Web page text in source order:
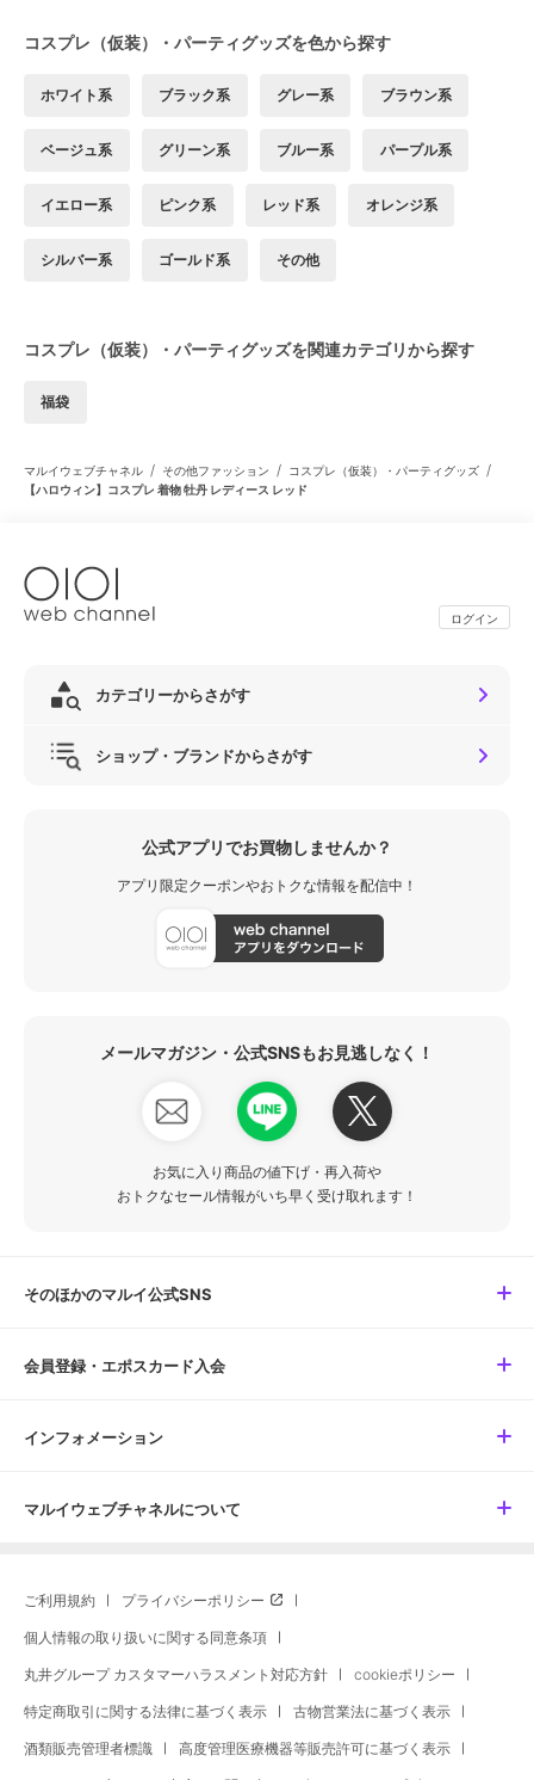
コスプレ（仮装）・パーティグッズを色から探す
ホワイト系 ブラック系 グレー系 ブラウン系
ベージュ系 グリーン系 ブルー系 パープル系
イエロー系 ピンク系 レッド系 オレンジ系
シルバー系 ゴールド系 その他
コスプレ（仮装）・パーティグッズを関連カテゴリから探す
福袋
マルイウェブチャネル / その他ファッション / コスプレ（仮装）・パーティグッズ /
【ハロウィン】コスプレ 着物 牡丹 レディース レッド
ログイン
カテゴリーからさがす
ショップ・ブランドからさがす
公式アプリでお買物しませんか？
アプリ限定クーポンやおトクな情報を配信中！
メールマガジン・公式SNSもお見逃しなく！
お気に入り商品の値下げ・再入荷や
おトクなセール情報がいち早く受け取れます！
そのほかのマルイ公式SNS
会員登録・エポスカード入会
インフォメーション
マルイウェブチャネルについて
ご利用規約 プライバシーポリシー
個人情報の取り扱いに関する同意条項
丸井グループ カスタマーハラスメント対応方針 cookieポリシー
特定商取引に関する法律に基づく表示 古物営業法に基づく表示
酒類販売管理者標識 高度管理医療機器等販売許可に基づく表示